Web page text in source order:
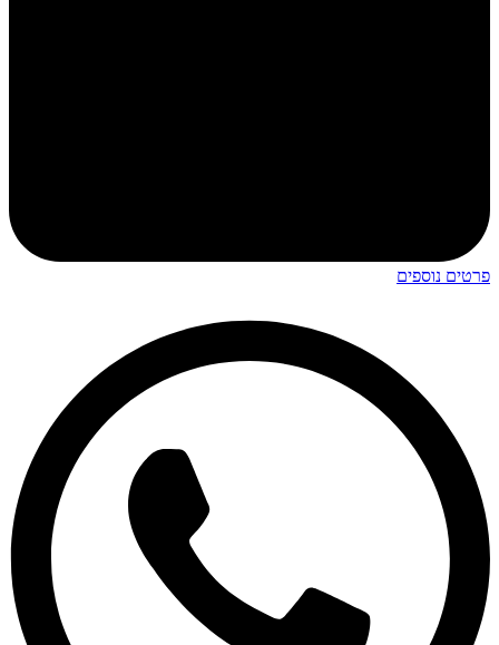
פרטים נוספים